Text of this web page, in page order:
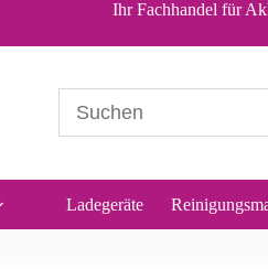
In den
Ihr Fachhandel für
Ladegeräte